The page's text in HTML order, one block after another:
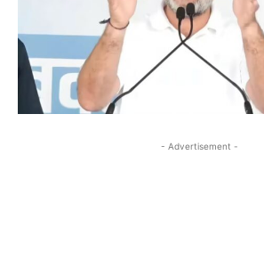
- Advertisement -